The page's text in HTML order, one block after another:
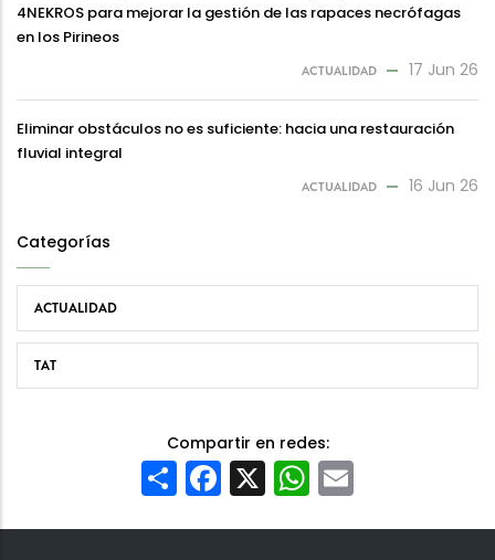
4NEKROS para mejorar la gestión de las rapaces necrófagas
en los Pirineos
ACTUALIDAD 17 Jun 26
Eliminar obstáculos no es suficiente: hacia una restauración
fluvial integral
ACTUALIDAD 16 Jun 26
Categorías
ACTUALIDAD
TAT
Compartir en redes:
ShareFacebook
X WhatsApp